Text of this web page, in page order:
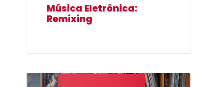
Música Eletrônica:
Remixing